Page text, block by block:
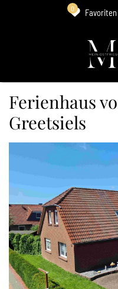
0 Favoriten
Ferienhaus
Greetsiels